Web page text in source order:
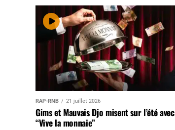
RAP-RNB 21 juillet 2026
Gims et Mauvais Djo misent sur l’été avec
“Vive la monnaie”